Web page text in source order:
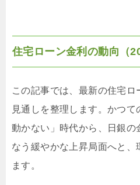
住宅ローン金利の動向（
この記事では、最新の住宅
見通しを整理します。かつ
動かない」時代から、日銀の
なう緩やかな上昇局面へと、
ます。